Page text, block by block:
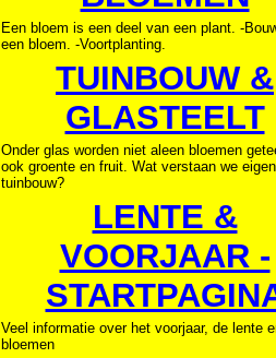
Een bloem is een deel van een plant. -
een bloem. -Voortplanting.
TUINBOUW &
GLASTEELT
Onder glas worden niet aleen bloemen
ook groente en fruit. Wat verstaan we
tuinbouw?
LENTE &
VOORJAAR -
Veel informatie over het voorjaar, de lente
bloemen